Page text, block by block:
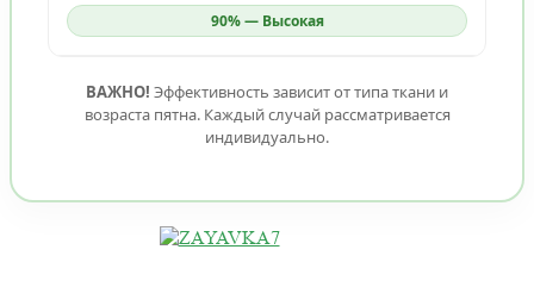
90% — Высокая
ВАЖНО! Эффективность зависит от типа ткани и
возраста пятна. Каждый случай рассматривается
индивидуально.